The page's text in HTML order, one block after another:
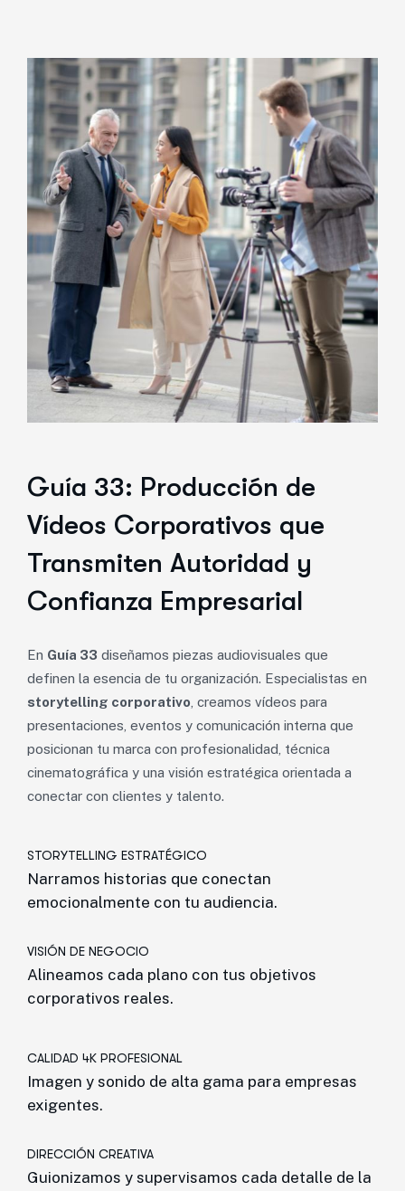
Guía 33: Producción de
Vídeos Corporativos que
Transmiten Autoridad y
Confianza Empresarial
En Guía 33 diseñamos piezas audiovisuales que
definen la esencia de tu organización. Especialistas en
storytelling corporativo , creamos vídeos para
presentaciones, eventos y comunicación interna que
posicionan tu marca con profesionalidad, técnica
cinematográfica y una visión estratégica orientada a
conectar con clientes y talento.
STORYTELLING ESTRATÉGICO
Narramos historias que conectan
emocionalmente con tu audiencia.
VISIÓN DE NEGOCIO
Alineamos cada plano con tus objetivos
corporativos reales.
CALIDAD 4K PROFESIONAL
Imagen y sonido de alta gama para empresas
exigentes.
DIRECCIÓN CREATIVA
Guionizamos y supervisamos cada detalle de la